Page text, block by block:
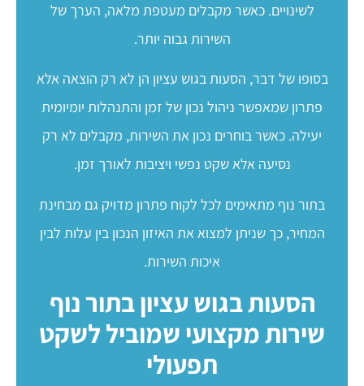
לשינויים. כאשר מקבלים מעטפת מלאה, הערך של
השירות גבוה יותר.
בסופו של דבר, הסעות בגוש עציון הן לא רק הוצאה אלא
פתרון שמאפשר ניהול נכון של זמן והתנהלות יומיומית
יעילה. כאשר בוחרים נכון את השירות, מקבלים לא רק
נסיעה אלא שקט נפשי ויציבות לאורך זמן.
בתור נוף מתאימים לכל לקוח פתרון מדויק גם מבחינת
המחיר, כך שניתן למצוא את האיזון הנכון בין עלות לבין
איכות השירות.
הסעות בגוש עציון בתור נוף
שירות מקצועי שמוביל לשקט
תפעולי